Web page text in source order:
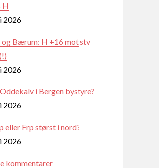
H
2026
og Bærum: H +16 mot stv
2026
i Bergen bystyre?
2026
eller Frp størst i nord?
2026
kommentarer